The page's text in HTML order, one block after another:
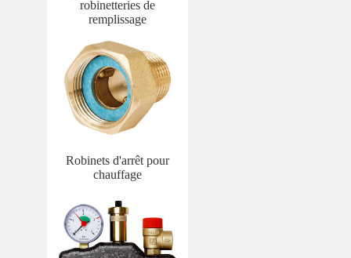
robinetteries de
remplissage
Robinets d'arrêt pour
chauffage